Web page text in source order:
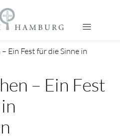
Ein Fest für die Sinne in
– Ein Fest